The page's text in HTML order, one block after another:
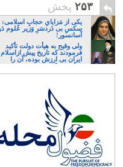
۲۵۳ پخش
یکی از مَزایایِ حجابِ اسلامی:
سکسِ بی دَردسَرِ وَزیر عُلوم دَر
آسانسور!
ولی وقیح به هیأت دولت تأکید
فرمودند که تاریخ پیش ازاسلام
ایران بی ارزش بوده، آن را
فراموش کنند